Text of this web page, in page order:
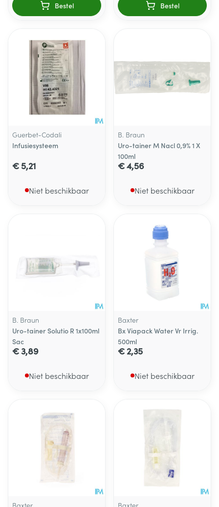
Bestel Bestel
Guerbet-Codali
Infusiesysteem
€ 5,21
Niet beschikbaar
B. Braun
Uro-tainer M Nacl 0,9% 1 X
100ml
€ 4,56
Niet beschikbaar
B. Braun
Uro-tainer Solutio R 1x100ml
Sac
€ 3,89
Niet beschikbaar
Baxter
Bx Viapack Water Vr Irrig.
500ml
€ 2,35
Niet beschikbaar
Baxter Baxter